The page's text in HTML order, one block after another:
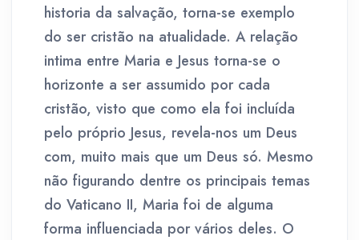
historia da salvação, torna-se exemplo
do ser cristão na atualidade. A relação
intima entre Maria e Jesus torna-se o
horizonte a ser assumido por cada
cristão, visto que como ela foi incluída
pelo próprio Jesus, revela-nos um Deus
com, muito mais que um Deus só. Mesmo
não figurando dentre os principais temas
do Vaticano II, Maria foi de alguma
forma influenciada por vários deles. O